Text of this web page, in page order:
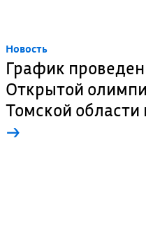
Новость
График
Открытой
Томской области
→